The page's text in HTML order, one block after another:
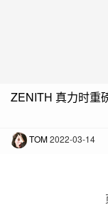
TOM2022-03-14